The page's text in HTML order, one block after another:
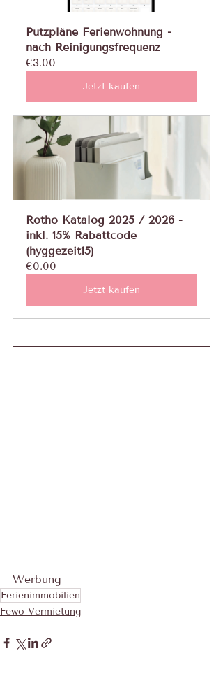
Putzpläne Ferienwohnung -
nach Reinigungsfrequenz
€3.00
Jetzt kaufen
Rotho Katalog 2025 / 2026 -
inkl. 15% Rabattcode
(hyggezeit15)
€0.00
Jetzt kaufen
Werbung
Ferienimmobilien
Fewo-Vermietung